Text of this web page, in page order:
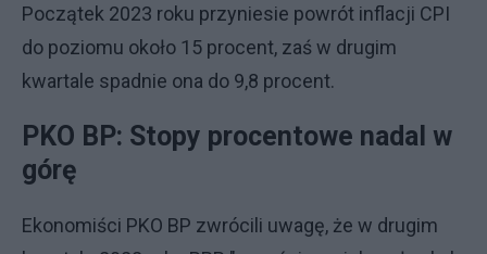
Początek 2023 roku przyniesie powrót inflacji CPI
do poziomu około 15 procent, zaś w drugim
kwartale spadnie ona do 9,8 procent.
PKO BP: Stopy procentowe nadal w
górę
Ekonomiści PKO BP zwrócili uwagę, że w drugim